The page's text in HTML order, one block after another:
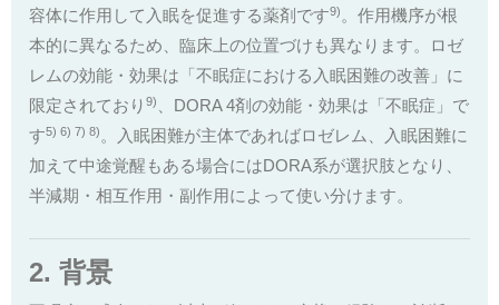
容体に作用して入眠を促進する薬剤です9) 。作用機序が根
本的に異なるため、臨床上の位置づけも異なります。ロゼ
レムの効能・効果は「不眠症における入眠困難の改善」に
限定されており 9)
、DORA 4剤の効能・効果は「不眠症」で
す5) 6) 7) 8) 。入眠困難が主体であればロゼレム、入眠困難に
加えて中途覚醒もある場合にはDORA系が選択肢となり、
半減期・相互作用・副作用によって使い分けます。
2. 背景